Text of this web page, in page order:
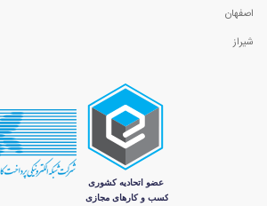
اصفهان
شیراز